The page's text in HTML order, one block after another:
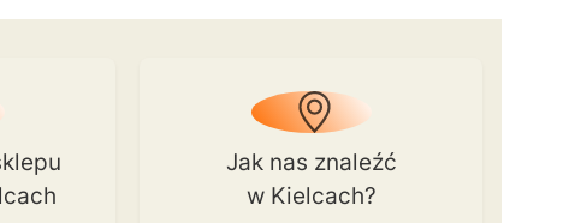
Jak nas znaleźć
w Kielcach?